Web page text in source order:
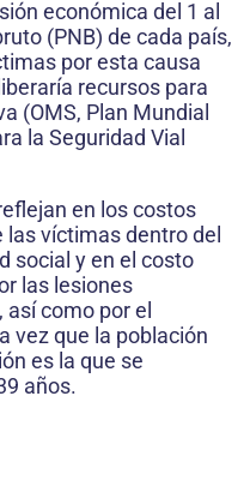
económica del 1 al
(PNB) de cada país,
por esta causa
recursos para
(OMS, Plan Mundial
la Seguridad Vial
en los costos
víctimas dentro del
social y en el costo
las lesiones
como por el
vez que la población
es la que se
años.